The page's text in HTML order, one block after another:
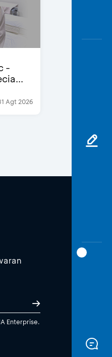
-
Agt 2026
Enterprise.